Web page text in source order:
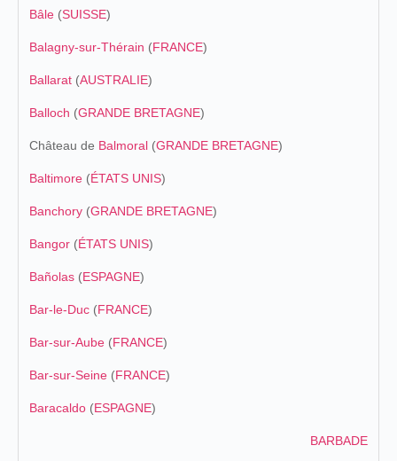
Bâle (SUISSE)
Balagny-sur-Thérain (FRANCE)
Ballarat (AUSTRALIE)
Balloch (GRANDE BRETAGNE)
Château de Balmoral (GRANDE BRETAGNE)
Baltimore (ÉTATS UNIS)
Banchory (GRANDE BRETAGNE)
Bangor (ÉTATS UNIS)
Bañolas (ESPAGNE)
Bar-le-Duc (FRANCE)
Bar-sur-Aube (FRANCE)
Bar-sur-Seine (FRANCE)
Baracaldo (ESPAGNE)
BARBADE